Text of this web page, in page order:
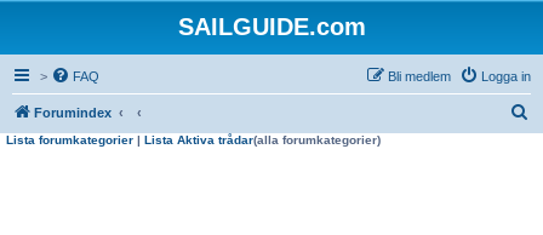
SAILGUIDE.com
> FAQ Logga in
Bli medlem
Forumindex
Lista forumkategorier | Lista Aktiva trådar(alla forumkategorier)